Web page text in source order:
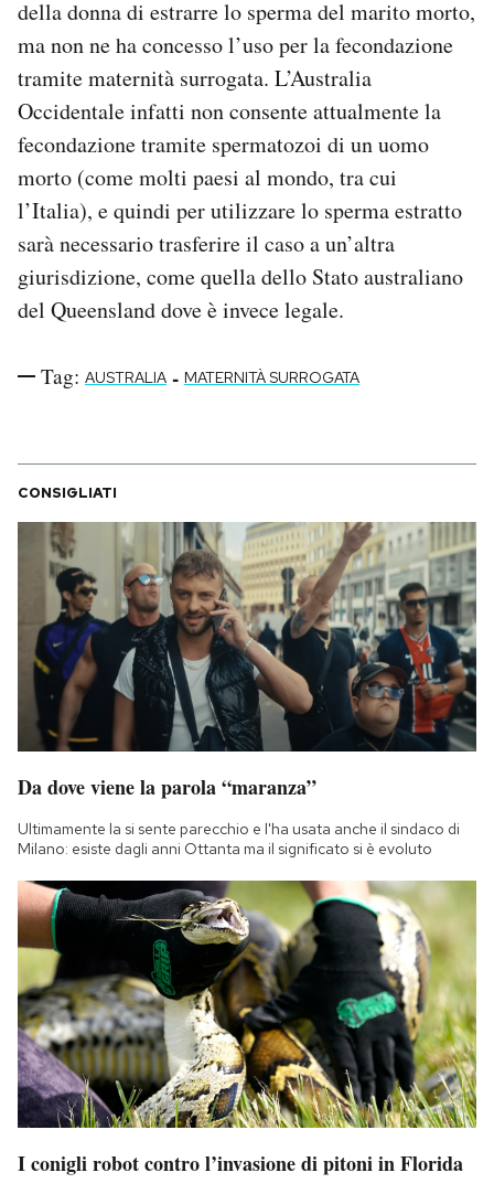
della donna di estrarre lo sperma del marito morto,
ma non ne ha concesso l’uso per la fecondazione
tramite maternità surrogata. L’Australia
Occidentale infatti non consente attualmente la
fecondazione tramite spermatozoi di un uomo
morto (come molti paesi al mondo, tra cui
l’Italia), e quindi per utilizzare lo sperma estratto
sarà necessario trasferire il caso a un’altra
giurisdizione, come quella dello Stato australiano
del Queensland dove è invece legale.
Tag: AUSTRALIA - MATERNITÀ SURROGATA
CONSIGLIATI
Da dove viene la parola “maranza”
Ultimamente la si sente parecchio e l'ha usata anche il sindaco di
Milano: esiste dagli anni Ottanta ma il significato si è evoluto
I conigli robot contro l’invasione di pitoni in Florida